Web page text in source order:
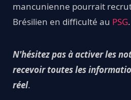
mancunienne pourrait
Brésilien en difficulté au PSG.
N'hésitez pas à activer les
recevoir toutes les
réel.